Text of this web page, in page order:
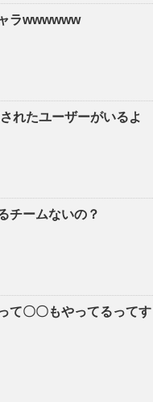
ラwwwwww
れたユーザーがいるよ
チームないの？
て〇〇もやってるってす